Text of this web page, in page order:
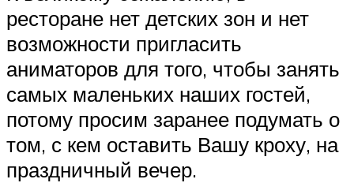
ресторане нет детских зон и нет
возможности пригласить
аниматоров для того, чтобы занять
самых маленьких наших гостей,
потому просим заранее подумать о
том, с кем оставить Вашу кроху, на
праздничный вечер.